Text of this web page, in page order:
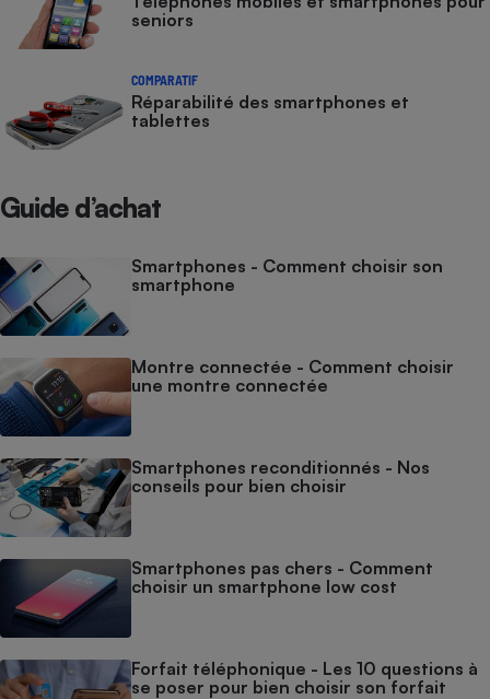
seniors
COMPARATIF
Réparabilité des smartphones et
tablettes
Guide d’achat
Smartphones - Comment choisir son
smartphone
Montre connectée - Comment choisir
une montre connectée
Smartphones reconditionnés - Nos
conseils pour bien choisir
Smartphones pas chers - Comment
choisir un smartphone low cost
Forfait téléphonique - Les 10 questions à
se poser pour bien choisir son forfait